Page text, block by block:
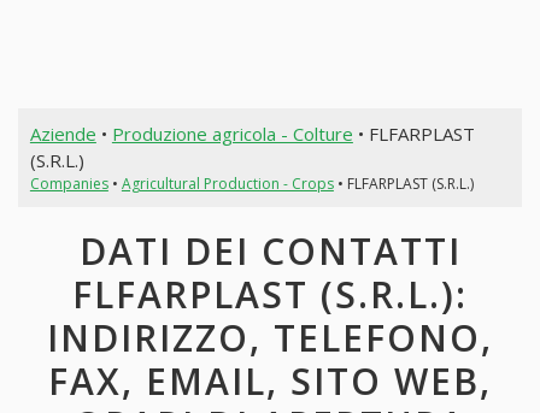
Aziende • Produzione agricola - Colture • FLFARPLAST
(S.R.L.)
Companies• Agricultural Production - Crops• FLFARPLAST (S.R.L.)
DATI DEI CONTATTI
FLFARPLAST (S.R.L.):
INDIRIZZO, TELEFONO,
FAX, EMAIL, SITO WEB,